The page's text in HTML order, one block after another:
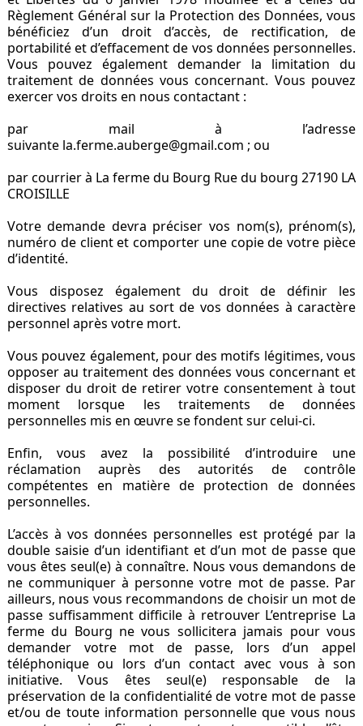
Règlement Général sur la Protection des Données, vous
bénéficiez d’un droit d’accès, de rectification, de
portabilité et d’effacement de vos données personnelles.
Vous pouvez également demander la limitation du
traitement de données vous concernant. Vous pouvez
exercer vos droits en nous contactant :
par mail à l’adresse
suivante la.ferme.auberge@gmail.com ; ou
par courrier à La ferme du Bourg Rue du bourg 27190 LA
CROISILLE
Votre demande devra préciser vos nom(s), prénom(s),
numéro de client et comporter une copie de votre pièce
d’identité.
Vous disposez également du droit de définir les
directives relatives au sort de vos données à caractère
personnel après votre mort.
Vous pouvez également, pour des motifs légitimes, vous
opposer au traitement des données vous concernant et
disposer du droit de retirer votre consentement à tout
moment lorsque les traitements de données
personnelles mis en œuvre se fondent sur celui-ci.
Enfin, vous avez la possibilité d’introduire une
réclamation auprès des autorités de contrôle
compétentes en matière de protection de données
personnelles.
L’accès à vos données personnelles est protégé par la
double saisie d’un identifiant et d’un mot de passe que
vous êtes seul(e) à connaître. Nous vous demandons de
ne communiquer à personne votre mot de passe. Par
ailleurs, nous vous recommandons de choisir un mot de
passe suffisamment difficile à retrouver L’entreprise La
ferme du Bourg ne vous sollicitera jamais pour vous
demander votre mot de passe, lors d’un appel
téléphonique ou lors d’un contact avec vous à son
initiative. Vous êtes seul(e) responsable de la
préservation de la confidentialité de votre mot de passe
et/ou de toute information personnelle que vous nous